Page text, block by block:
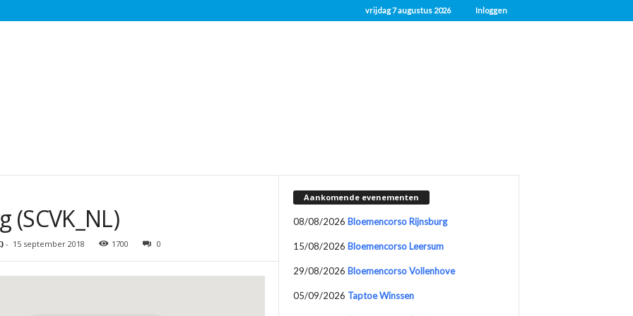
vrijdag 7 augustus 2026 Inloggen
- 15 september 2018 1700 0
Aankomende evenementen
08/08/2026 Bloemencorso Rijnsburg
15/08/2026 Bloemencorso Leersum
29/08/2026 Bloemencorso Vollenhove
05/09/2026 Taptoe Winssen